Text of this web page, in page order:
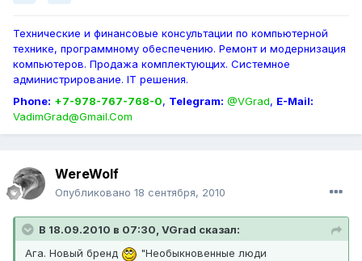
Технические и финансовые консультации по компьютерной
технике, программному обеспечению. Ремонт и модернизация
компьютеров. Продажа комплектующих. Системное
администрирование. IT решения.
Phone: +7-978-767-768-0, Telegram: @VGrad, E-Mail:
VadimGrad@Gmail.Com
WereWolf
Опубликовано 18 сентября, 2010
В 18.09.2010 в 07:30, VGrad сказал:
Ага. Новый бренд
"Необыкновенные люди